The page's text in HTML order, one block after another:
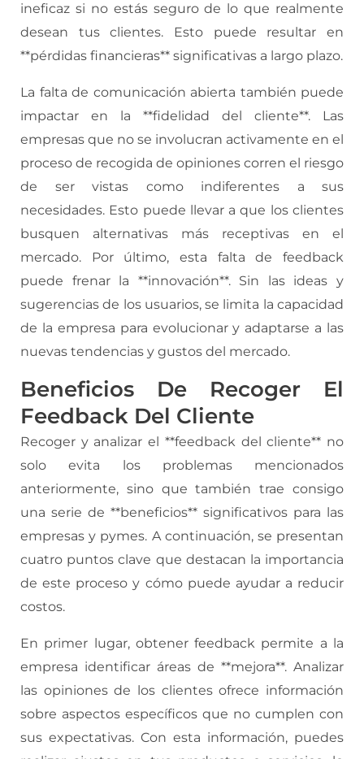
ineficaz si no estás seguro de lo que realmente
desean tus clientes. Esto puede resultar en
**pérdidas financieras** significativas a largo plazo.
La falta de comunicación abierta también puede
impactar en la **fidelidad del cliente**. Las
empresas que no se involucran activamente en el
proceso de recogida de opiniones corren el riesgo
de ser vistas como indiferentes a sus
necesidades. Esto puede llevar a que los clientes
busquen alternativas más receptivas en el
mercado. Por último, esta falta de feedback
puede frenar la **innovación**. Sin las ideas y
sugerencias de los usuarios, se limita la capacidad
de la empresa para evolucionar y adaptarse a las
nuevas tendencias y gustos del mercado.
Beneficios De Recoger El
Feedback Del Cliente
Recoger y analizar el **feedback del cliente** no
solo evita los problemas mencionados
anteriormente, sino que también trae consigo
una serie de **beneficios** significativos para las
empresas y pymes. A continuación, se presentan
cuatro puntos clave que destacan la importancia
de este proceso y cómo puede ayudar a reducir
costos.
En primer lugar, obtener feedback permite a la
empresa identificar áreas de **mejora**. Analizar
las opiniones de los clientes ofrece información
sobre aspectos específicos que no cumplen con
sus expectativas. Con esta información, puedes